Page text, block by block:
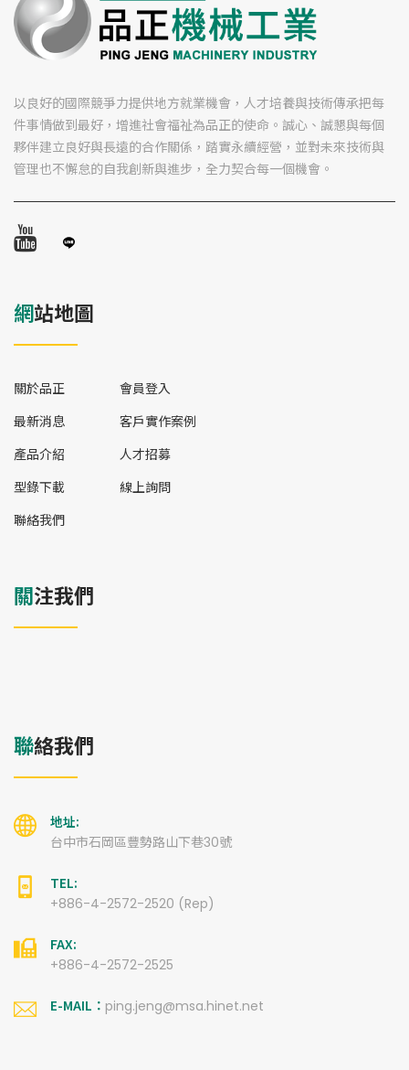
以良好的國際競爭力提供地方就業機會，人才培養與技術傳承把每
件事情做到最好，增進社會福祉為品正的使命。誠心、誠懇與每個
夥伴建立良好與長遠的合作關係，踏實永續經營，並對未來技術與
管理也不懈怠的自我創新與進步，全力契合每一個機會。
網站地圖
關於品正
最新消息
產品介紹
型錄下載
聯絡我們
會員登入
客戶實作案例
人才招募
線上詢問
關注我們
聯絡我們
地址:
台中市石岡區豐勢路山下巷30號
TEL:
+886-4-2572-2520 (Rep)
FAX:
+886-4-2572-2525
E-MAIL： ping.jeng@msa.hinet.net